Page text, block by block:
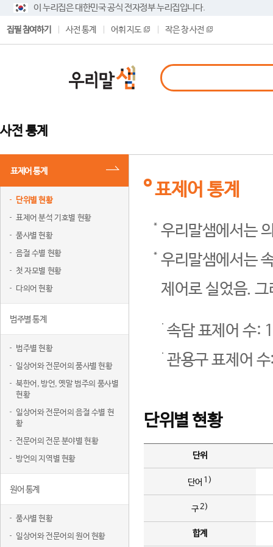
이 누리집은 대한민국 공식 전자정부 누리집입니다.
집필 참여하기 사전 통계 어휘 지도 작은 창 사전
사전 통계
표제어 통계
단위별 현황
표제어 분석 기호별 현황
품사별 현황
음절 수별 현황
첫 자모별 현황
다의어 현황
범주별 통계
범주별 현황
일상어와 전문어의 품사별 현황
북한어, 방언, 옛말 범주의 품사별
현황
일상어와 전문어의 음절 수별 현
황
전문어의 전문 분야별 현황
방언의 지역별 현황
원어 통계
품사별 현황
일상어와 전문어의 원어 현황
표제어 통계
우리말샘에서는
우리말샘에서는
제어로 실었음.
속담 표제어 수:
관용구 표제어
단위별 현황
단위
단어 1)
구2)
합계